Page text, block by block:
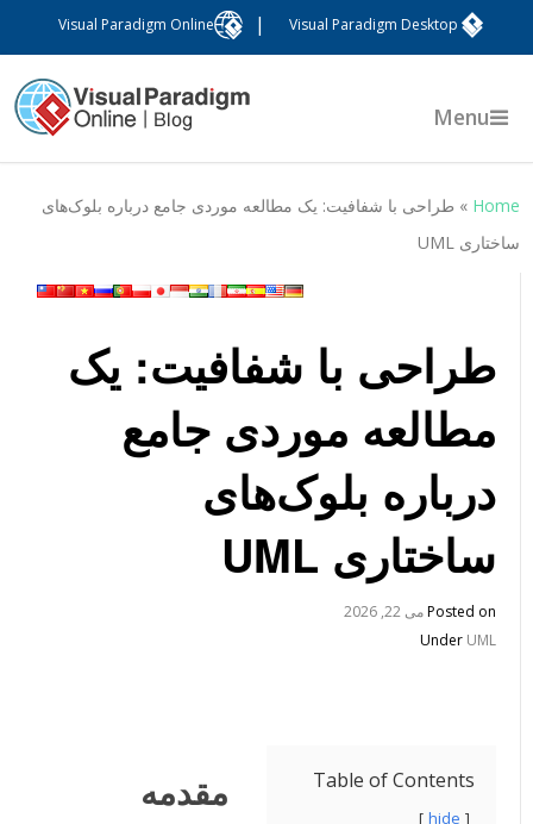
Visual Paradigm Desktop
Visual Paradigm Online
Menu
Home
» طراحی با شفافیت: یک مطالعه موردی جامع درباره بلوک‌های
ساختاری UML
طراحی با شفافیت: یک
مطالعه موردی جامع
درباره بلوک‌های
ساختاری UML
Posted onمی 22, 2026
UnderUML
Table of Contents
hide
مقدمه